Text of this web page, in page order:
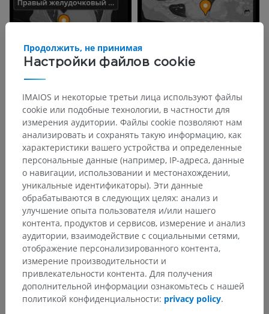
Анатомическая иерархия
Анатомия животных
Ангиология> Сердце>
Правый желудочковый край
Настройки файлов cookie
Продолжить, не принимая
IMAIOS и некоторые третьи лица используют файлы
cookie или подобные технологии, в частности для
измерения аудитории. Файлы cookie позволяют нам
анализировать и сохранять такую информацию, как
характеристики вашего устройства и определенные
персональные данные (например, IP-адреса, данные
о навигации, использовании и местонахождении,
уникальные идентификаторы). Эти данные
обрабатываются в следующих целях: анализ и
улучшение опыта пользователя и/или нашего
контента, продуктов и сервисов, измерение и анализ
аудитории, взаимодействие с социальными сетями,
отображение персонализированного контента,
измерение производительности и
привлекательности контента. Для получения
дополнительной информации ознакомьтесь с нашей
политикой конфиденциальности: privacy policy.